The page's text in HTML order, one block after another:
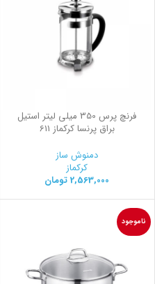
فرنچ پرس 350 میلی لیتر استیل
براق پرنسا کرکماز 611
دمنوش ساز
کرکماز
2,563,000 تومان
ناموجود